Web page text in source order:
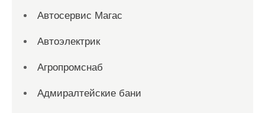
Автосервис Магас
Автоэлектрик
Агропромснаб
Адмиралтейские бани